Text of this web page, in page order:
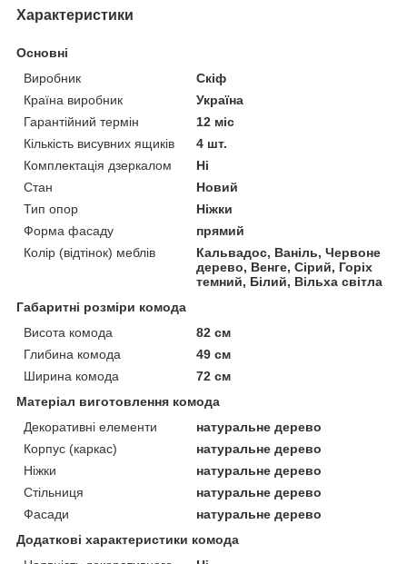
Характеристики
Основні
Виробник
Скіф
Країна виробник
Україна
Гарантійний термін
12 міс
Кількість висувних ящиків
4 шт.
Комплектація дзеркалом
Ні
Стан
Новий
Тип опор
Ніжки
Форма фасаду
прямий
Колір (відтінок) меблів
Кальвадос, Ваніль, Червоне
дерево, Венге, Сірий, Горіх
темний, Білий, Вільха світла
Габаритні розміри комода
Висота комода
82 см
Глибина комода
49 см
Ширина комода
72 см
Матеріал виготовлення комода
Декоративні елементи
натуральне дерево
Корпус (каркас)
натуральне дерево
Ніжки
натуральне дерево
Стільниця
натуральне дерево
Фасади
натуральне дерево
Додаткові характеристики комода